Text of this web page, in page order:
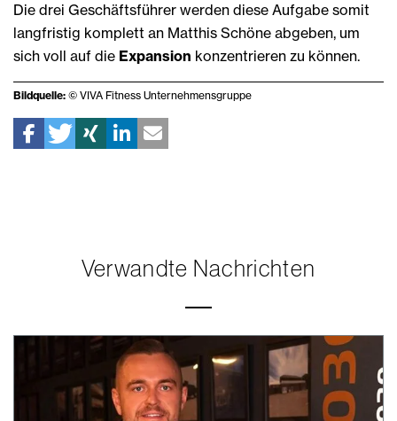
Die drei Geschäftsführer werden diese Aufgabe somit
langfristig komplett an Matthis Schöne abgeben, um
sich voll auf die Expansion konzentrieren zu können.
Bildquelle: © VIVA Fitness Unternehmensgruppe
Verwandte Nachrichten